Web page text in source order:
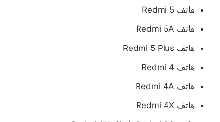
هاتف Redmi 5
هاتف Redmi 5A
هاتف Redmi 5 Plus
هاتف Redmi 4
هاتف Redmi 4A
هاتف Redmi 4X